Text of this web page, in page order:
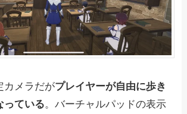
カメラだがプレイヤーが自由に歩き
っている。バーチャルパッドの表示